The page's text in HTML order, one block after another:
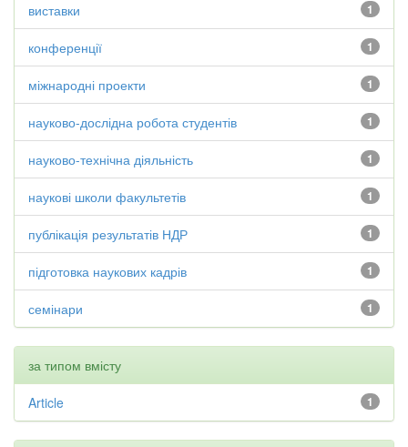
1
виставки
1
конференції
1
міжнародні проекти
1
науково-дослідна робота студентів
1
науково-технічна діяльність
1
наукові школи факультетів
1
публікація результатів НДР
1
підготовка наукових кадрів
1
семінари
за типом вмісту
1
Article